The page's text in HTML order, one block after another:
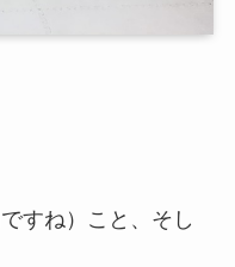
すね）こと、そし